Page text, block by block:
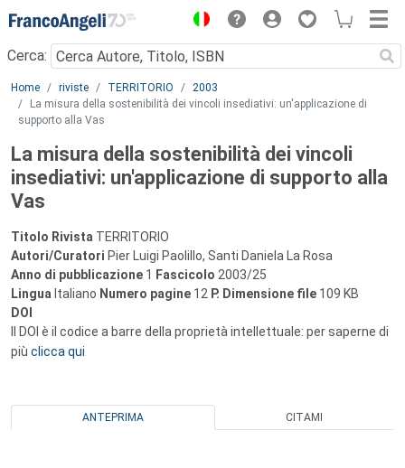
Menu
Cerca:
Main content
Home riviste TERRITORIO
2003
La misura della sostenibilità dei vincoli insediativi: un'applicazione di
supporto alla Vas
La misura della sostenibilità dei vincoli
insediativi: un'applicazione di supporto alla
Vas
Titolo Rivista TERRITORIO
Autori/Curatori Pier Luigi Paolillo, Santi Daniela La Rosa
Anno di pubblicazione 1 Fascicolo 2003/25
Lingua Italiano Numero pagine 12 P. Dimensione file 109 KB
DOI
Il DOI è il codice a barre della proprietà intellettuale: per saperne di
più clicca qui
ANTEPRIMA CITAMI